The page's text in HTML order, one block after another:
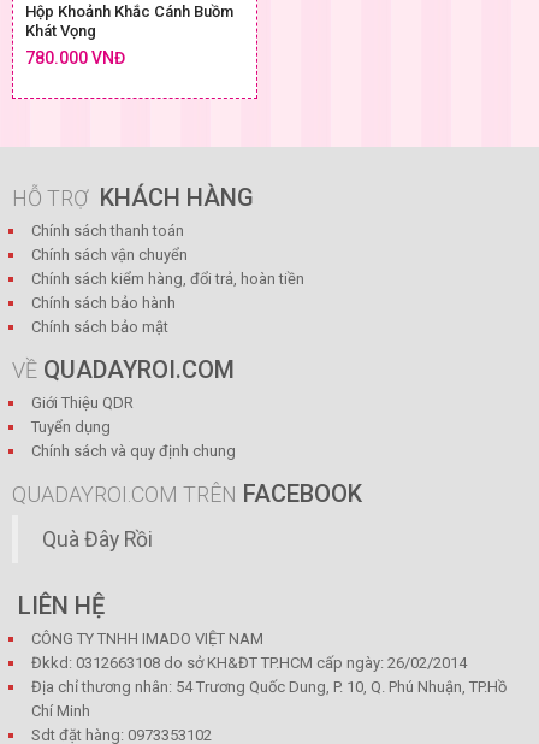
Hộp Khoảnh Khắc Cánh Buồm
Khát Vọng
780.000 VNĐ
HỖ TRỢ KHÁCH HÀNG
Chính sách thanh toán
Chính sách vận chuyển
Chính sách kiểm hàng, đổi trả, hoàn tiền
Chính sách bảo hành
Chính sách bảo mật
VỀ QUADAYROI.COM
Giới Thiệu QDR
Tuyển dụng
Chính sách và quy định chung
QUADAYROI.COM TRÊN FACEBOOK
Quà Đây Rồi
LIÊN HỆ
CÔNG TY TNHH IMADO VIỆT NAM
Đkkd: 0312663108 do sở KH&ĐT TP.HCM cấp ngày: 26/02/2014
Địa chỉ thương nhân: 54 Trương Quốc Dung, P. 10, Q. Phú Nhuận, TP.Hồ
Chí Minh
Sdt đặt hàng: 0973353102